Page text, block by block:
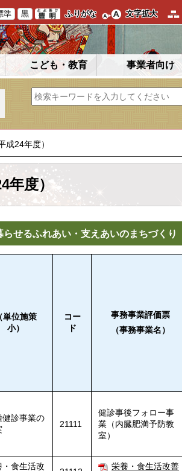
準 黒 ふりがな 文字拡大
こども・教育 事業者向け
24年度）
度）
るふれあい・支えあいのまちづくり
（単位施策
小）
コー
ド
事務事業評価票
（事務事業名）
健診事業の
21111
健診事後フォロー事
業（内臓肥満予防教
室）
・食生活改
栄養・食生活改善